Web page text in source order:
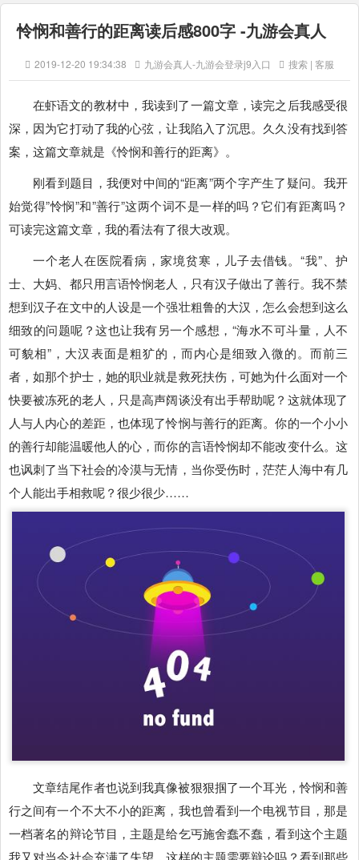
怜悯和善行的距离读后感800字 -九游会真人
2019-12-20 19:34:38 九游会真人-九游会登录j9入口 搜索 | 客服
在虾语文的教材中，我读到了一篇文章，读完之后我感受很
深，因为它打动了我的心弦，让我陷入了沉思。久久没有找到答
案，这篇文章就是《怜悯和善行的距离》。
刚看到题目，我便对中间的“距离”两个字产生了疑问。我开
始觉得”怜悯”和”善行”这两个词不是一样的吗？它们有距离吗？
可读完这篇文章，我的看法有了很大改观。
一个老人在医院看病，家境贫寒，儿子去借钱。“我”、护
士、大妈、都只用言语怜悯老人，只有汉子做出了善行。我不禁
想到汉子在文中的人设是一个强壮粗鲁的大汉，怎么会想到这么
细致的问题呢？这也让我有另一个感想，“海水不可斗量，人不
可貌相”，大汉表面是粗犷的，而内心是细致入微的。而前三
者，如那个护士，她的职业就是救死扶伤，可她为什么面对一个
快要被冻死的老人，只是高声阔谈没有出手帮助呢？这就体现了
人与人内心的差距，也体现了怜悯与善行的距离。你的一个小小
的善行却能温暖他人的心，而你的言语怜悯却不能改变什么。这
也讽刺了当下社会的冷漠与无情，当你受伤时，茫茫人海中有几
个人能出手相救呢？很少很少……
文章结尾作者也说到我真像被狠狠掴了一个耳光，怜悯和善
行之间有一个不大不小的距离，我也曾看到一个电视节目，那是
一档著名的辩论节目，主题是给乞丐施舍蠢不蠢，看到这个主题
我又对当今社会充满了失望，这样的主题需要辩论吗？看到那些